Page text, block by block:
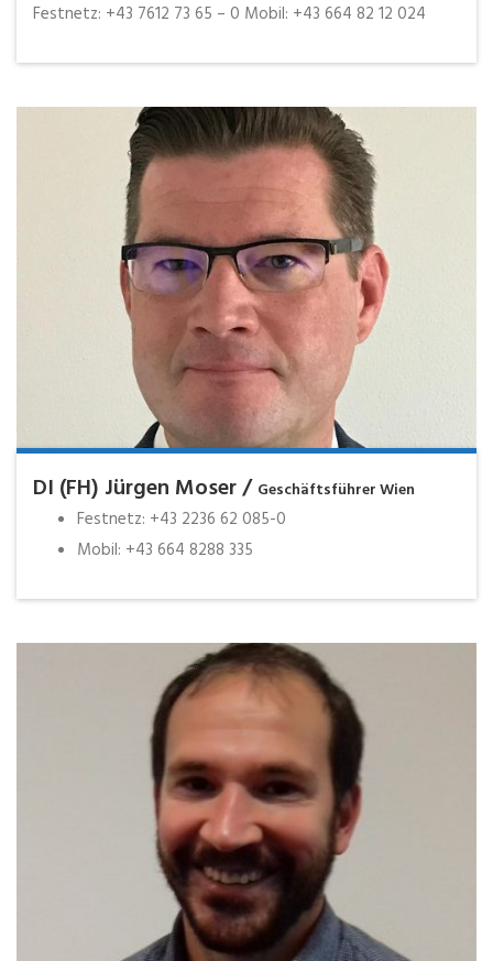
Festnetz: +43 7612 73 65 – 0 Mobil: +43 664 82 12 024
DI (FH) Jürgen Moser / Geschäftsführer Wien
Festnetz: +43 2236 62 085-0
Mobil: +43 664 8288 335